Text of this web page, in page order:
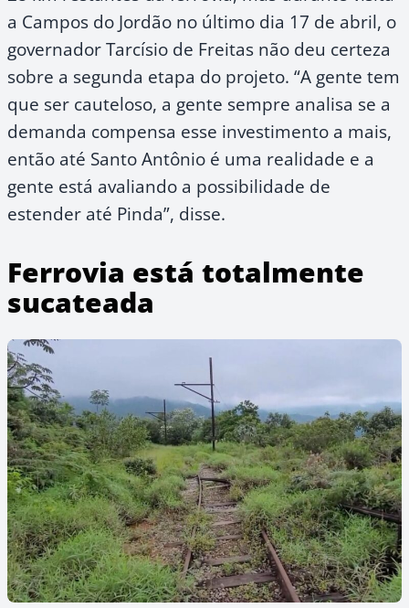
a Campos do Jordão no último dia 17 de abril, o
governador Tarcísio de Freitas não deu certeza
sobre a segunda etapa do projeto. “A gente tem
que ser cauteloso, a gente sempre analisa se a
demanda compensa esse investimento a mais,
então até Santo Antônio é uma realidade e a
gente está avaliando a possibilidade de
estender até Pinda”, disse.
Ferrovia está totalmente
sucateada